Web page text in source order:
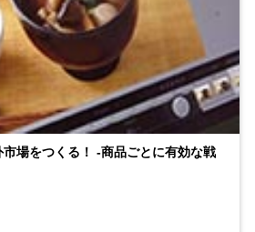
場をつくる！ ‐商品ごとに有効な戦